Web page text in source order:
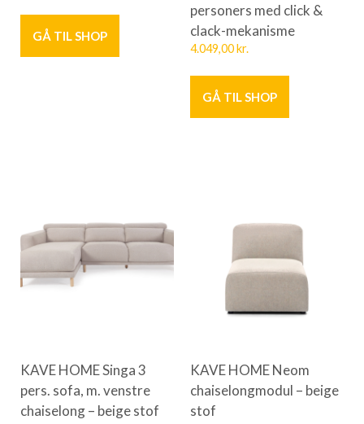
GÅ TIL SHOP
personers med click &
clack-mekanisme
4.049,00kr.
GÅ TIL SHOP
KAVE HOME Singa 3
pers. sofa, m. venstre
chaiselong – beige stof
KAVE HOME Neom
chaiselongmodul – beige
stof